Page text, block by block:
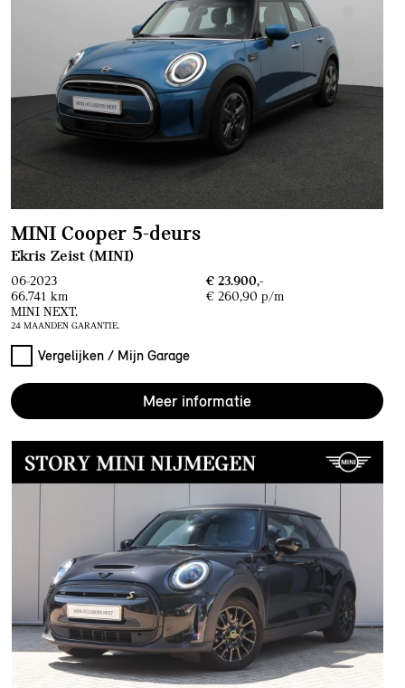
MINI Cooper 5-deurs
Ekris Zeist (MINI)
06-2023
€ 23.900,-
66.741 km
€ 260,90 p/m
MINI NEXT.
24 MAANDEN GARANTIE.
Vergelijken / Mijn Garage
Meer informatie